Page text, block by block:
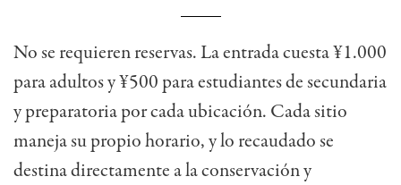
No se requieren reservas. La entrada cuesta ¥1.000
para adultos y ¥500 para estudiantes de secundaria
y preparatoria por cada ubicación. Cada sitio
maneja su propio horario, y lo recaudado se
destina directamente a la conservación y